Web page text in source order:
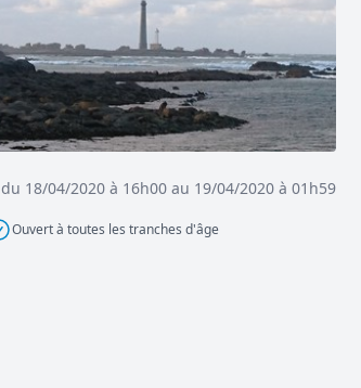
du 18/04/2020 à 16h00 au 19/04/2020 à 01h59
Ouvert à toutes les tranches d'âge